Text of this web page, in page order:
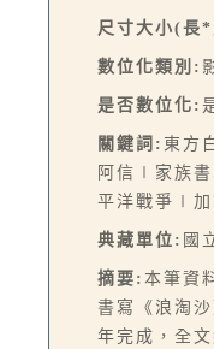
尺寸大小(長
數位化類別:
是否數位化:
關鍵詞: 東方
阿信∣家族
平洋戰爭∣
典藏單位: 國
摘要: 本筆資
書寫《浪淘
年完成，全